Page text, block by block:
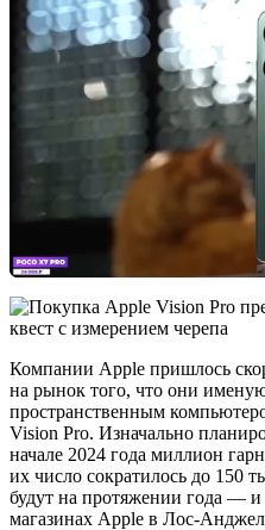
Компании Apple пришлось
на рынок того, что они
пространственным
Vision Pro. Изначально
начале 2024 года миллион
их число сократилось до 150
будут на протяжении года —
магазинах Apple в Лос-